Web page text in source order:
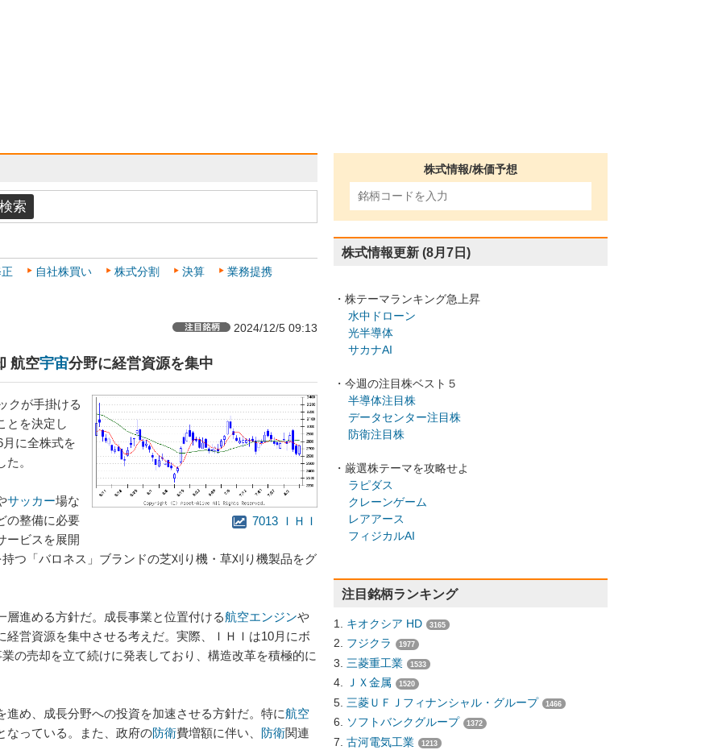
自社株買い 株式分割 決算
業務提携
2024/12/5 09:13
航空宇宙分野に経営資源を集中
7013 ＩＨＩ
クが手掛ける
とを決定し
に全株式を
。
サッカー場な
の整備に必要
ービスを展開
つ「バロネス」ブランドの芝刈り機・草刈り機製品をグ
層進める方針だ。成長事業と位置付ける航空エンジンや
経営資源を集中させる考えだ。実際、ＩＨＩは10月にボ
業の売却を立て続けに発表しており、構造改革を積極的に
進め、成長分野への投資を加速させる方針だ。特に航空
なっている。また、政府の防衛費増額に伴い、 防衛関連
株式情報/株価予想
株式情報更新 (8月7日)
・株テーマランキング急上昇
水中ドローン
光半導体
サカナAI
・今週の注目株ベスト５
半導体注目株
データセンター注目株
防衛注目株
・厳選株テーマを攻略せよ
ラピダス
クレーンゲーム
レアアース
フィジカルAI
注目銘柄ランキング
キオクシア HD 3165
フジクラ 1977
三菱重工業 1533
ＪＸ金属 1520
三菱ＵＦＪフィナンシャル・グループ 1466
ソフトバンクグループ 1372
古河電気工業 1213